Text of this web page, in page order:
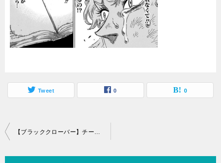
Tweet 0 0
投
【ブラッククローバー】チート魔法!?バネッサ姉さんの強さがわかる6つのシーン！